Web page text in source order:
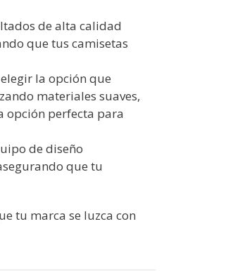
de alta calidad
que tus camisetas
la opción que
materiales suaves,
opción perfecta para
de diseño
que tu
tu marca se luzca con